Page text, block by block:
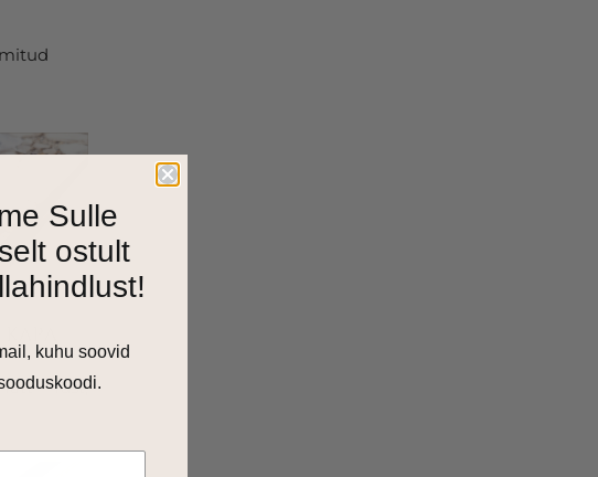
must,
Sulle
ostult
kuhu soovid